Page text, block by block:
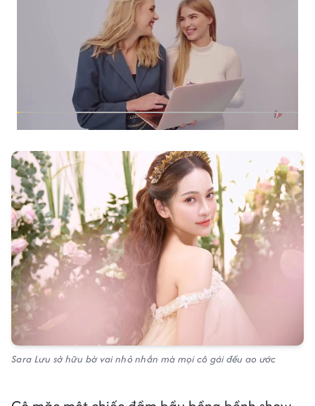
Sara Lưu sở hữu bờ vai nhỏ nhắn mà mọi cô gái đều ao ước